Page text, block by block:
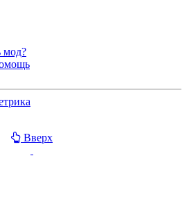
мод?
Вверх